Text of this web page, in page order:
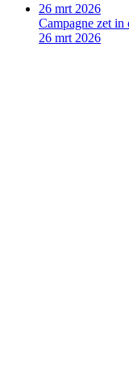
26 mrt 2026
Campagne zet in
26 mrt 2026